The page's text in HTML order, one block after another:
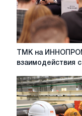
отношении
обыкновенных
акций
ТМК,
2020
г.
ТМК
представила
свой
опыт
взаимодействия
ТМК на
взаимодействия